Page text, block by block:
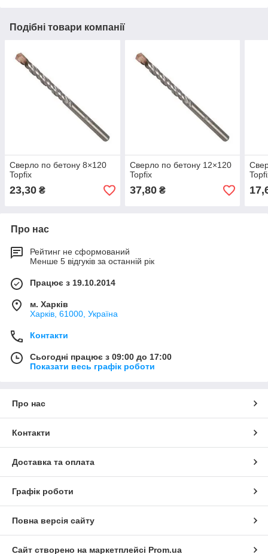
Подібні товари компанії
Сверло по бетону 8×120
Topfix
23,30 ₴
Сверло по бетону 12×120
Topfix
37,80₴
Про нас
Рейтинг не сформований
Менше 5 відгуків за останній рік
Працює з 19.10.2014
м. Харків
Харків, 61000, Україна
Контакти
Сьогодні працює з 09:00 до 17:00
Показати весь графік роботи
Про нас
Контакти
Доставка та оплата
Графік роботи
Повна версія сайту
Сайт створено на маркетплейсі Prom.ua